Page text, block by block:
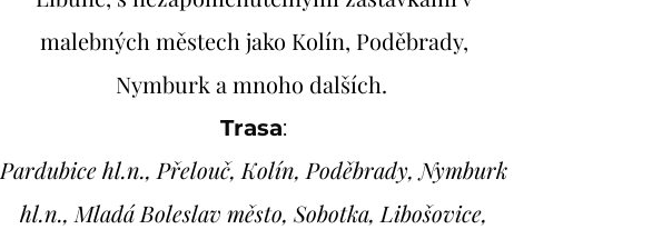
malebných městech jako Kolín, Poděbrady,
Nymburk a mnoho dalších.
Trasa:
Pardubice hl.n., Přelouč, Kolín, Poděbrady, Nymburk
hl.n., Mladá Boleslav město, Sobotka, Libošovice,